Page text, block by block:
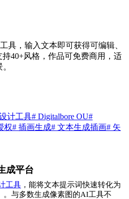
具，输入文本即可获得可编辑、
40+风格，作品可免费商用，适
计工具# Digitalbore OU#
权# 插画生成# 文本生成插画# 矢
成平台
工具 ，能将文本提示词快速转化为
。与多数生成像素图的AI工具不